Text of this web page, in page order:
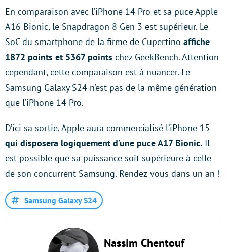
En comparaison avec l’iPhone 14 Pro et sa puce Apple
A16 Bionic, le Snapdragon 8 Gen 3 est supérieur. Le
SoC du smartphone de la firme de Cupertino affiche
1872 points et 5367 points chez GeekBench. Attention
cependant, cette comparaison est à nuancer. Le
Samsung Galaxy S24 n’est pas de la même génération
que l’iPhone 14 Pro.
D’ici sa sortie, Apple aura commercialisé l’iPhone 15
qui disposera logiquement d’une puce A17 Bionic. Il
est possible que sa puissance soit supérieure à celle
de son concurrent Samsung. Rendez-vous dans un an !
Samsung Galaxy S24
Nassim Chentouf